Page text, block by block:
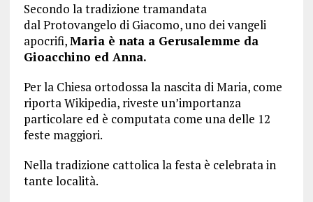
Secondo la tradizione tramandata
dal Protovangelo di Giacomo, uno dei vangeli
apocrifi,Maria è nata a Gerusalemme da
Gioacchino ed Anna.
Per la Chiesa ortodossa la nascita di Maria, come
riporta Wikipedia, riveste un’importanza
particolare ed è computata come una delle 12
feste maggiori.
Nella tradizione cattolica la festa è celebrata in
tante località.